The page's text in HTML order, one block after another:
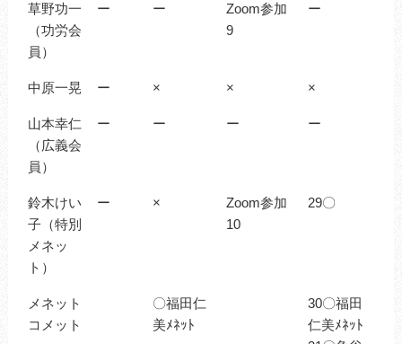
草野功一
（功労会
員）
ー ー
Zoom参加
9
ー
中原一晃 ー × × ×
山本幸仁
（広義会
員）
ー ー ー ー
鈴木けい
子（特別
メネッ
ト）
ー ×
Zoom参加
10
29〇
メネット
コメット
〇福田仁
美ﾒﾈｯﾄ
30〇福田
仁美ﾒﾈｯﾄ